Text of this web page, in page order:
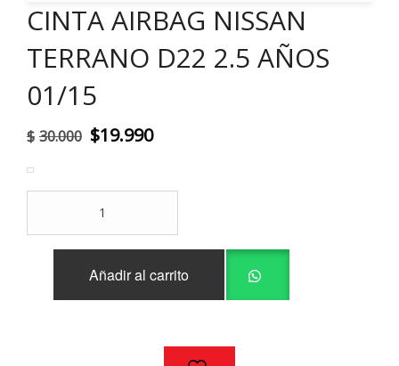
CINTA AIRBAG NISSAN
TERRANO D22 2.5 AÑOS
01/15
$ 30.000 El
original
era:
$30.000.
$19.990El
actual
$19.990.
NISSAN
TERRANO
Añadir al carrito